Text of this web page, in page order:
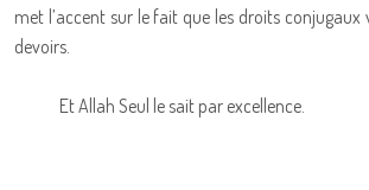
met l’accent sur le fait que les droits
devoirs.
Et Allah Seul le sait par excellence.